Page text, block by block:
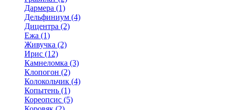
Дармера (1)
Дельфиниум (4)
Дицентра (2)
Ежа (1)
Живучка (2)
Ирис (12)
Камнеломка (3)
Клопогон (2)
Колокольчик (4)
Копытень (1)
Кореопсис (5)